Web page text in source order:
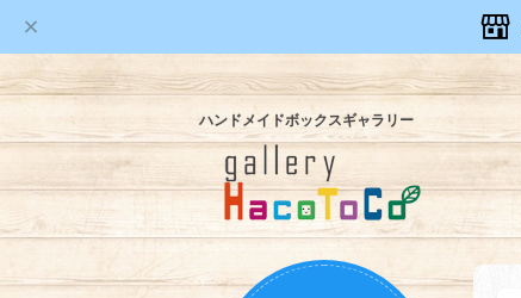
ハンドメイドボックスギャラリー